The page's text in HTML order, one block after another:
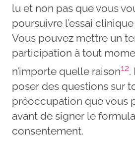
lu et non pas que vous
poursuivre l’essai clinique
Vous pouvez mettre un
participation à tout
n’importe quelle raison12.
poser des questions sur
préoccupation que vous
avant de signer le
consentement.